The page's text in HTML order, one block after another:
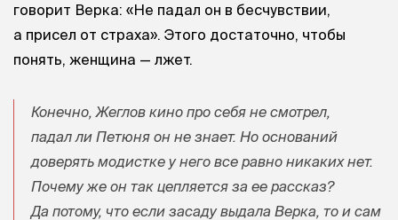
говорит Верка: «Не падал он в бесчувствии,
а присел от страха». Этого достаточно, чтобы
понять, женщина — лжет.
Конечно, Жеглов кино про себя не смотрел,
падал ли Петюня он не знает. Но оснований
доверять модистке у него все равно никаких нет.
Почему же он так цепляется за ее рассказ?
Да потому, что если засаду выдала Верка, то и сам